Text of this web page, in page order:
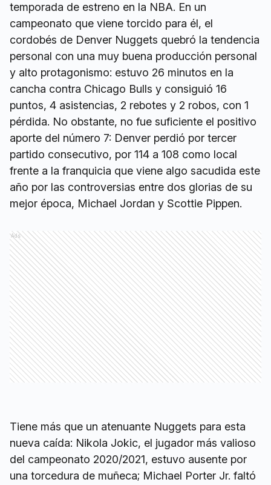
temporada de estreno en la NBA. En un
campeonato que viene torcido para él, el
cordobés de Denver Nuggets quebró la tendencia
personal con una muy buena producción personal
y alto protagonismo: estuvo 26 minutos en la
cancha contra Chicago Bulls y consiguió 16
puntos, 4 asistencias, 2 rebotes y 2 robos, con 1
pérdida. No obstante, no fue suficiente el positivo
aporte del número 7: Denver perdió por tercer
partido consecutivo, por 114 a 108 como local
frente a la franquicia que viene algo sacudida este
año por las controversias entre dos glorias de su
mejor época, Michael Jordan y Scottie Pippen.
Ads
Tiene más que un atenuante Nuggets para esta
nueva caída: Nikola Jokic, el jugador más valioso
del campeonato 2020/2021, estuvo ausente por
una torcedura de muñeca; Michael Porter Jr. faltó